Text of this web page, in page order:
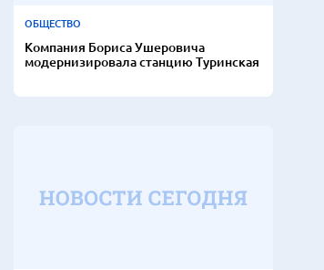
ОБЩЕСТВО
Компания Бориса Ушеровича
модернизировала станцию Туринская